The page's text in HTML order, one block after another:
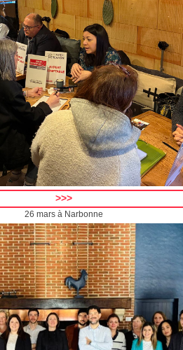
>>>
26 mars à Narbonne